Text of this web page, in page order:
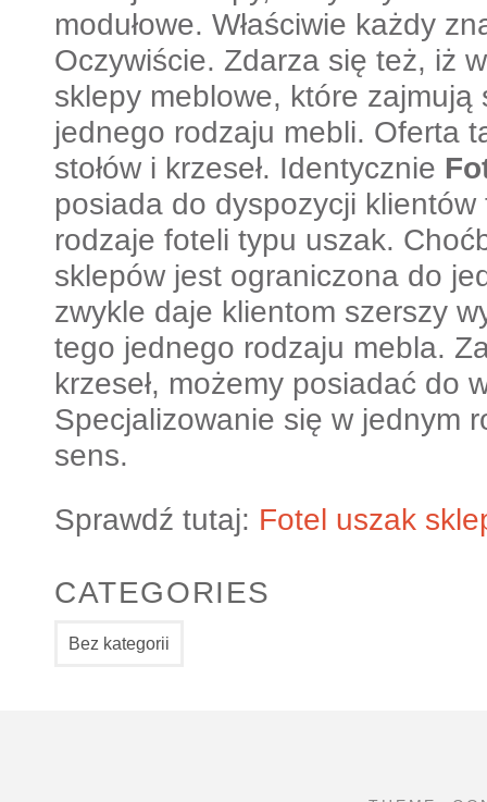
modułowe. Właściwie każdy
Oczywiście. Zdarza się też, iż
sklepy meblowe, które
jednego rodzaju mebli. Oferta
stołów i krzeseł. Identycznie
posiada do dyspozycji klientów
rodzaje foteli typu uszak.
sklepów jest ograniczona do
zwykle daje klientom szerszy
tego jednego rodzaju mebla.
krzeseł, możemy posiadać do
Specjalizowanie się w jednym
sens.
Sprawdź tutaj: Fotel uszak
CATEGORIES
Bez kategorii